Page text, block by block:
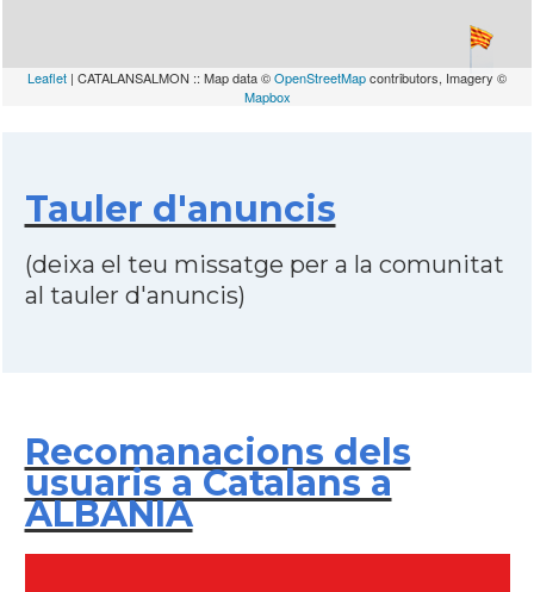
Leaflet | CATALANSALMON :: Map data ©OpenStreetMapcontributors, Imagery ©
Mapbox
Tauler d'anuncis
(deixa el teu missatge per a la comunitat
al tauler d'anuncis)
Recomanacions dels
usuaris a Catalans a
ALBANIA